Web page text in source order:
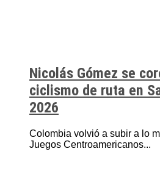
Nicolás Gómez se
ciclismo de ruta en
2026
Colombia volvió a subir a lo
Juegos Centroamericanos...